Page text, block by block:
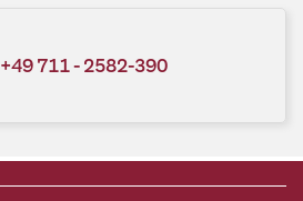
+49 711 - 2582-390